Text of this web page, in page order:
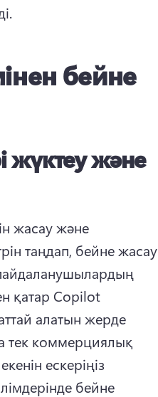
бейне
жүктеу және
жасау және
таңдап, бейне жасау
қатар Copilot
алатын жерде
тек коммерциялық
ескеріңіз
бейне